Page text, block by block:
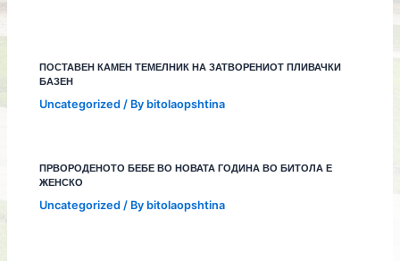
ПОСТАВЕН КАМЕН ТЕМЕЛНИК НА ЗАТВОРЕНИОТ ПЛИВАЧКИ
БАЗЕН
Uncategorized / By bitolaopshtina
ПРВОРОДЕНОТО БЕБЕ ВО НОВАТА ГОДИНА ВО БИТОЛА Е
ЖЕНСКО
Uncategorized / By bitolaopshtina